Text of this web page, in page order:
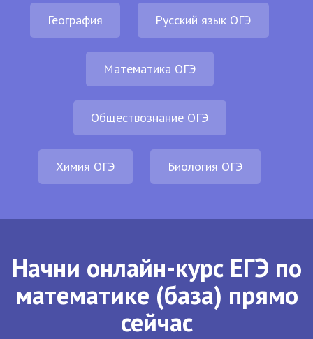
География Русский язык ОГЭ
Математика ОГЭ
Обществознание ОГЭ
Химия ОГЭ Биология ОГЭ
Начни онлайн-курс ЕГЭ по
математике (база) прямо
сейчас